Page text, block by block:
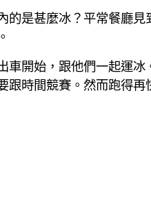
是甚麼冰？平常餐廳
開始，跟他們一起運
時間競賽。然而跑得